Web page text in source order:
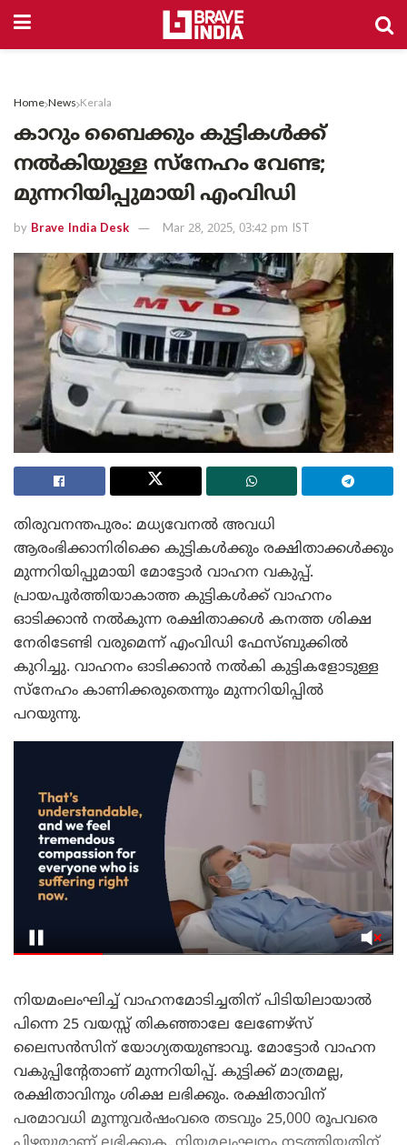
Home News Kerala
കാറും ബൈക്കും കുട്ടികൾക്ക്
നൽകിയുള്ള സ്‌നേഹം വേണ്ട;
മുന്നറിയിപ്പുമായി എംവിഡി
by Brave India Desk Mar 28, 2025, 03:42 pm IST
തിരുവനന്തപുരം: മധ്യവേനൽ അവധി
ആരംഭിക്കാനിരിക്കെ കുട്ടികൾക്കും രക്ഷിതാക്കൾക്കും
മുന്നറിയിപ്പുമായി മോട്ടോർ വാഹന വകുപ്പ്.
പ്രായപൂർത്തിയാകാത്ത കുട്ടികൾക്ക് വാഹനം
ഓടിക്കാൻ നൽകുന്ന രക്ഷിതാക്കൾ കനത്ത ശിക്ഷ
നേരിടേണ്ടി വരുമെന്ന് എംവിഡി ഫേസ്ബുക്കിൽ
കുറിച്ചു. വാഹനം ഓടിക്കാൻ നൽകി കുട്ടികളോടുള്ള
സ്‌നേഹം കാണിക്കരുതെന്നും മുന്നറിയിപ്പിൽ
പറയുന്നു.
നിയമംലംഘിച്ച് വാഹനമോടിച്ചതിന് പിടിയിലായാൽ
പിന്നെ 25 വയസ്സ് തികഞ്ഞാലേ ലേണേഴ്‌സ്
ലൈസൻസിന് യോഗ്യതയുണ്ടാവൂ. മോട്ടോർ വാഹന
വകുപ്പിന്റേതാണ് മുന്നറിയിപ്പ്. കുട്ടിക്ക് മാത്രമല്ല,
രക്ഷിതാവിനും ശിക്ഷ ലഭിക്കും. രക്ഷിതാവിന്
പരമാവധി മൂന്നുവർഷംവരെ തടവും 25,000 രൂപവരെ